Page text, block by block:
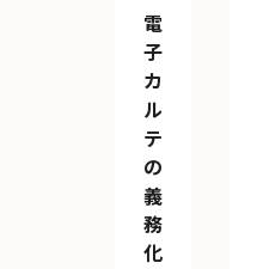
電
子
カ
ル
テ
の
義
務
化